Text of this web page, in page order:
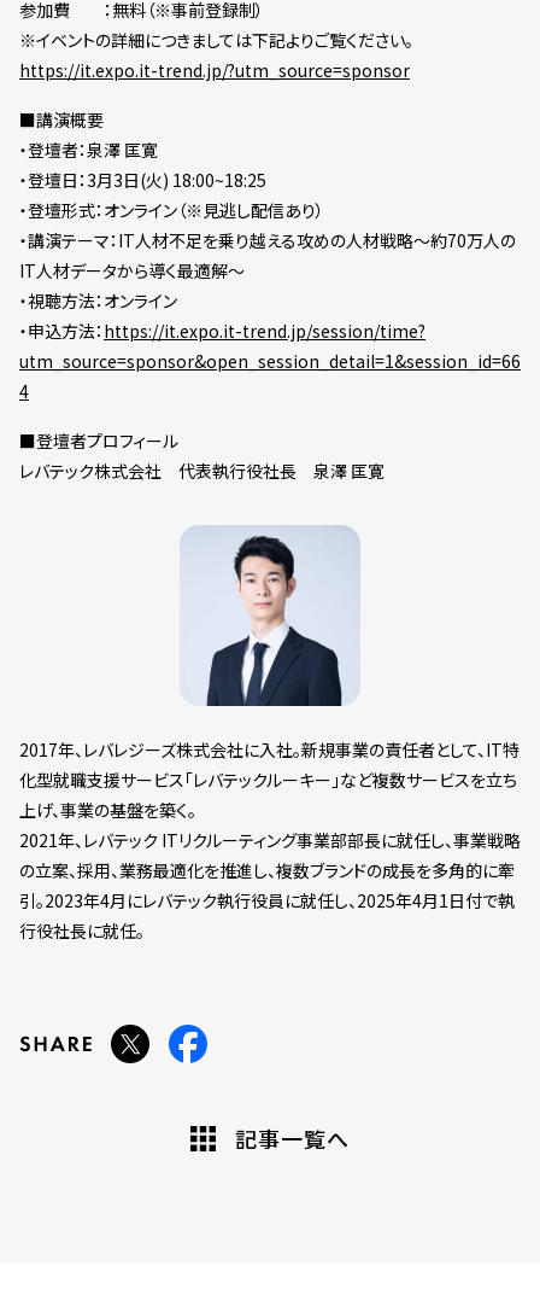
参加費 ：無料（※事前登録制）
※イベントの詳細につきましては下記よりご覧ください。
https://it.expo.it-trend.jp/?utm_source=sponsor
■講演概要
・登壇者：泉澤 匡寛
・登壇日：3月3日(火) 18:00~18:25
・登壇形式：オンライン（※見逃し配信あり）
・講演テーマ：IT人材不足を乗り越える攻めの人材戦略～約70万人の
IT人材データから導く最適解～
・視聴方法：オンライン
・申込方法： https://it.expo.it-trend.jp/session/time?
utm_source=sponsor&open_session_detail=1&session_id=66
4
■登壇者プロフィール
レバテック株式会社 代表執行役社長 泉澤 匡寛
2017年、レバレジーズ株式会社に入社。新規事業の責任者として、IT特
化型就職支援サービス「レバテックルーキー」など複数サービスを立ち
上げ、事業の基盤を築く。
2021年、レバテック ITリクルーティング事業部部長に就任し、事業戦略
の立案、採用、業務最適化を推進し、複数ブランドの成長を多角的に牽
引。2023年4月にレバテック執行役員に就任し、2025年4月1日付で執
行役社長に就任。
記事一覧へ